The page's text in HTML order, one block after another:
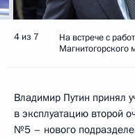
4 из 7
На встрече с
Магнитогорского
Владимир Путин принял
в эксплуатацию второй
№5 – нового